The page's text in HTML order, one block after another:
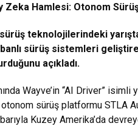
Zeka Hamlesi: Otonom
teknolojilerindeki
sürüş sistemleri
açıkladı.
Wayve’in “AI Driver”
sürüş platformu STLA
Kuzey Amerika’da